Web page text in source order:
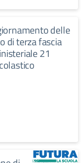
delle
di terza fascia
21